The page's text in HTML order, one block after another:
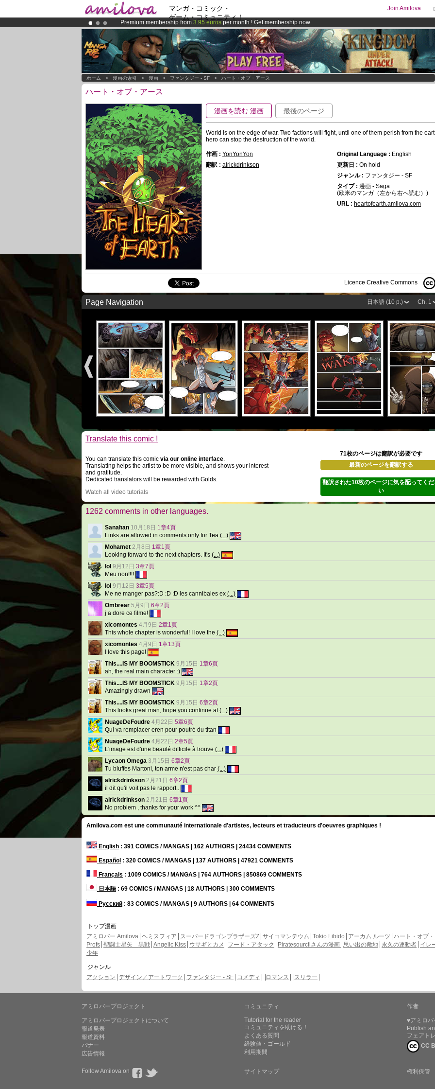
マンガ・コミック・
ゲーム・コミュニティ！
Join Amilova
Premium membership from 3.95 euros per month ! Get membership now
Already 100000membersand 1000comics & mangas!.
AmilovaKickstarter is now LIVE!.
ホーム > 漫画の索引 > 漫画 > ファンタジー - SF > ハート・オブ・アース
ハート・オブ・アース
漫画を読む 漫画 最後のページ
World is on the edge of war. Two factions will fight, until one of them perish from the
hero can stop the destruction of the world.
作画 : YonYonYon
翻訳 : alrickdrinkson
Original Language : English
更新日 : On hold
ジャンル : ファンタジー - SF
タイプ : 漫画 - Saga
(欧米のマンガ（左から右へ読む）)
URL : heartofearth.amilova.com
Licence Creative Commons
Ch. 1
日本語 (10 p.)
Page Navigation
Translate this comic !
You can translate this comic via our online interface.
Translating helps the artist to be more visible, and shows your interest
and gratitude.
Dedicated translators will be rewarded with Golds.
Watch all video tutorials
71枚のページは翻訳が必要です
最新のページを翻訳する
翻訳された10枚のページに気を配ってく
い
1262 comments in other languages.
Sanahan 10月18日 1章4頁
Links are allowed in comments only for Tea (...)
Mohamet 2月8日 1章1頁
Looking forward to the next chapters. It's (...)
Iol 9月12日 3章7頁
Meu non!!!!
Iol 9月12日 3章5頁
Me ne manger pas?:D :D :D les cannibales ex (...)
Ombrear 5月9日 6章2頁
j a dore ce filme!
xicomontes 4月9日 2章1頁
This whole chapter is wonderful! I love the (...)
xicomontes 4月9日 1章13頁
I love this page!
This....IS MY BOOMSTICK 9月15日 1章6頁
ah, the real main character :)
This....IS MY BOOMSTICK 9月15日 1章2頁
Amazingly drawn
This....IS MY BOOMSTICK 9月15日 6章2頁
This looks great man, hope you continue at(...)
NuageDeFoudre 4月22日 5章6頁
Qui va remplacer eren pour poutré du titan
NuageDeFoudre 4月22日 2章5頁
L'image est d'une beauté difficile à trouve (...)
Lycaon Omega 3月15日 6章2頁
Tu bluffes Martoni, ton arme n'est pas char (...)
alrickdrinkson 2月21日 6章2頁
il dit qu'il voit pas le rapport..
alrickdrinkson 2月21日 6章1頁
No problem , thanks for your work ^^
Amilova.com est une communauté internationale d'artistes, lecteurs et traducteurs d'oeuvres graphiques !
English : 391 COMICS / MANGAS | 162 AUTHORS | 24434 COMMENTS
Español : 320 COMICS / MANGAS | 137 AUTHORS | 47921 COMMENTS
Français : 1009 COMICS / MANGAS | 764 AUTHORS | 850869 COMMENTS
日本語: 69 COMICS / MANGAS | 18 AUTHORS | 300 COMMENTS
Русский : 83 COMICS / MANGAS | 9 AUTHORS | 64 COMMENTS
トップ漫画
アミロバー Amilova ヘミスフィア スーパードラゴンブラザーズZ サイコマンテウム Tokio Libido アーカム ルーツ ハート・オブ
Profs 聖闘士星矢 黒戦 Angelic Kiss ウサギとカメ フード・アタック Piratesourcilさんの漫画 思い出の敷地 永久の連動者 イレ
少年
ジャンル
アクション デザイン／アートワーク ファンタジー - SF コメディ ロマンス スリラー
アミロバープロジェクト
アミロバープロジェクトについて
報道発表
報道資料
バナー
広告情報
コミュニティ
Tutorial for the reader
コミュニティを助ける！
よくある質問
経験値・ゴールド
利用期間
作者
♥アミロ
Publish
フェアト
CC
Follow Amilova on サイトマップ 権利保管